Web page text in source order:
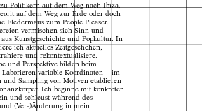
Politikern auf dem Weg nach Ibiza.
auf dem Weg zur Erde oder doch
zum People Pleaser.
vermischen sich Sinn und
Kunstgeschichte und Popkultur. In
ich aktuelles Zeitgeschehen,
und rekontextualisiere.
und Perspektive bilden beim
variable Koordinaten – im
Sampling von Motiven etablieren
Ich beginne mit konkreten
und schleust während des
(Ver-)Änderung in mein